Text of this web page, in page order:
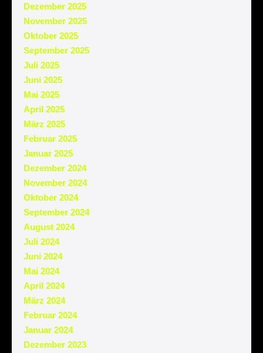
Dezember 2025
November 2025
Oktober 2025
September 2025
Juli 2025
Juni 2025
Mai 2025
April 2025
März 2025
Februar 2025
Januar 2025
Dezember 2024
November 2024
Oktober 2024
September 2024
August 2024
Juli 2024
Juni 2024
Mai 2024
April 2024
März 2024
Februar 2024
Januar 2024
Dezember 2023